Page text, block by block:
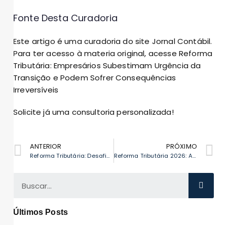
Fonte Desta Curadoria
Este artigo é uma curadoria do site Jornal Contábil.
Para ter acesso à materia original, acesse Reforma
Tributária: Empresários Subestimam Urgência da
Transição e Podem Sofrer Consequências
Irreversíveis
Solicite já uma consultoria personalizada!
ANTERIOR
Reforma Tributária: Desafios e Oportunidades para o Mercado Contábil
PRÓXIMO
Reforma Tributária 2026: A Hora da Preparação é Agora!
Últimos Posts